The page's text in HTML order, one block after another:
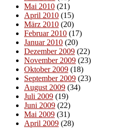
Mai 2010 (21)
April 2010 (15)
März 2010 (20)
Februar 2010 (17)
Januar 2010 (20)
Dezember 2009 (22)
November 2009 (23)
Oktober 2009 (18)
September 2009 (23)
August 2009 (34)
Juli 2009 (19)
Juni 2009 (22)
Mai 2009 (31)
April 2009 (28)